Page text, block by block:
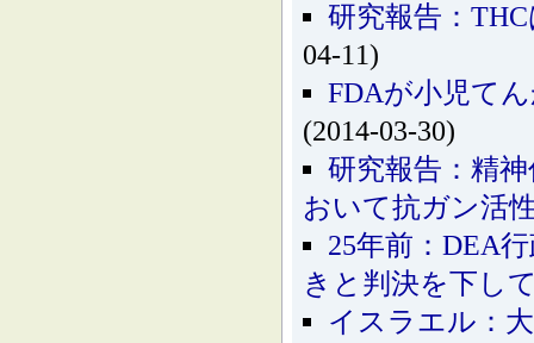
研究報告：
04-11)
FDAが小児て
(2014-03-30)
研究報告：精
おいて抗ガン活
25年前：DEA
きと判決を下し
イスラエル：